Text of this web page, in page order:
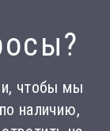
чтобы мы
наличию,